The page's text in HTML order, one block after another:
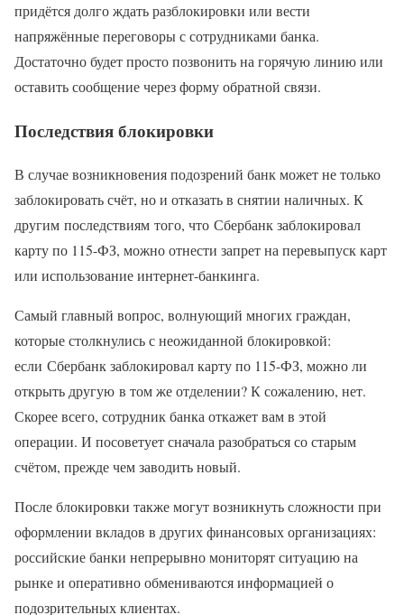
придётся долго ждать разблокировки или вести
напряжённые переговоры с сотрудниками банка.
Достаточно будет просто позвонить на горячую линию или
оставить сообщение через форму обратной связи.
Последствия блокировки
В случае возникновения подозрений банк может не только
заблокировать счёт, но и отказать в снятии наличных. К
другим последствиям того, что Сбербанк заблокировал
карту по 115-ФЗ, можно отнести запрет на перевыпуск карт
или использование интернет-банкинга.
Самый главный вопрос, волнующий многих граждан,
которые столкнулись с неожиданной блокировкой:
если Сбербанк заблокировал карту по 115-ФЗ, можно ли
открыть другую в том же отделении? К сожалению, нет.
Скорее всего, сотрудник банка откажет вам в этой
операции. И посоветует сначала разобраться со старым
счётом, прежде чем заводить новый.
После блокировки также могут возникнуть сложности при
оформлении вкладов в других финансовых организациях:
российские банки непрерывно мониторят ситуацию на
рынке и оперативно обмениваются информацией о
подозрительных клиентах.